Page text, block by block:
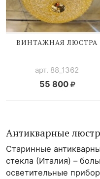
ВИНТАЖНАЯ ЛЮСТРА
арт. 88_1362
55 800
Антикварные
Старинные
стекла (Италия) –
осветительные